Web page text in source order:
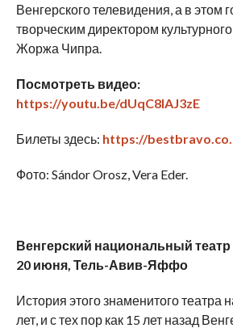
Венгерского телевидения, а в этом
творческим директором
Жоржа Чипра.
Посмотреть видео:
https://youtu.be/dUqC8lAJ3zE
Билеты здесь: https://
Фото: Sándor Orosz, Vera Eder.
Венгерский национальный театр
20 июня, Тель-Авив-Яффо
История этого знаменитого театра
лет, и с тех пор как 15 лет назад